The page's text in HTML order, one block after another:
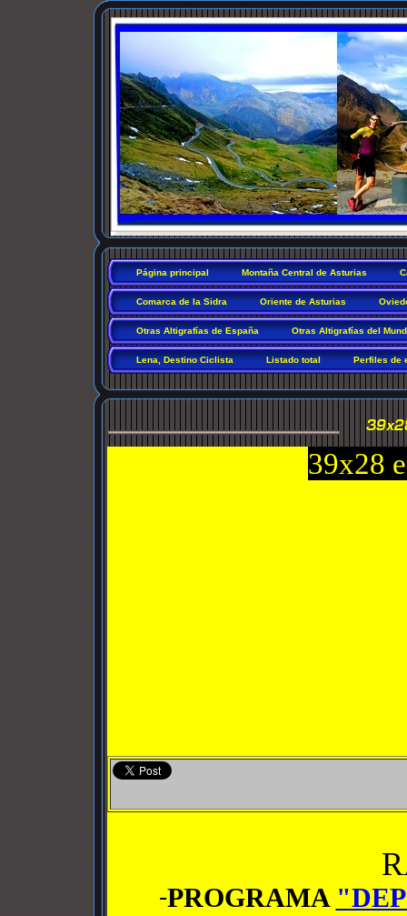
Página principal Montaña Central de Asturias
Comarca de la Sidra Oriente de Asturias
Otras Altigrafías de España Otras Altigrafías del
Lena, Destino Ciclista Listado total Perfiles de
39x28
-PROGRAMA